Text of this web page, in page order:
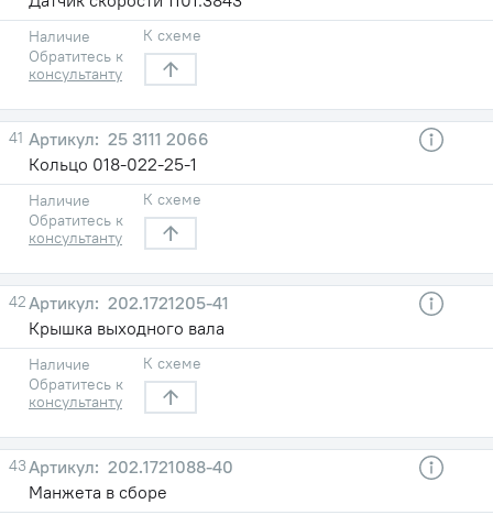
Наличие
Обратитесь к
консультанту
К схеме
41
25 3111 2066
Кольцо 018-022-25-1
Наличие
Обратитесь к
консультанту
К схеме
42
202.1721205-41
Крышка выходного вала
Наличие
Обратитесь к
консультанту
К схеме
43
202.1721088-40
Манжета в сборе